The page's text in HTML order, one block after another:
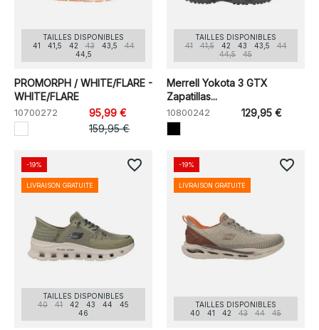
TAILLES DISPONIBLES
41
41,5 42 43 43,5
44
44,5
PROMORPH / WHITE/FLARE -
WHITE/FLARE
10700272
95,99 €
159,95 €
TAILLES DISPONIBLES
41
41,5 42 43 43,5
44
44,5
45
Merrell Yokota 3 GTX
Zapatillas...
10800242 129,95 €
TAILLES DISPONIBLES
40
41 42 43 44
45
46
-19%
LIVRAISON GRATUITE
favorite_border
TAILLES DISPONIBLES
40
41 42 43 44 45
-19%
LIVRAISON GRATUITE
favorite_border